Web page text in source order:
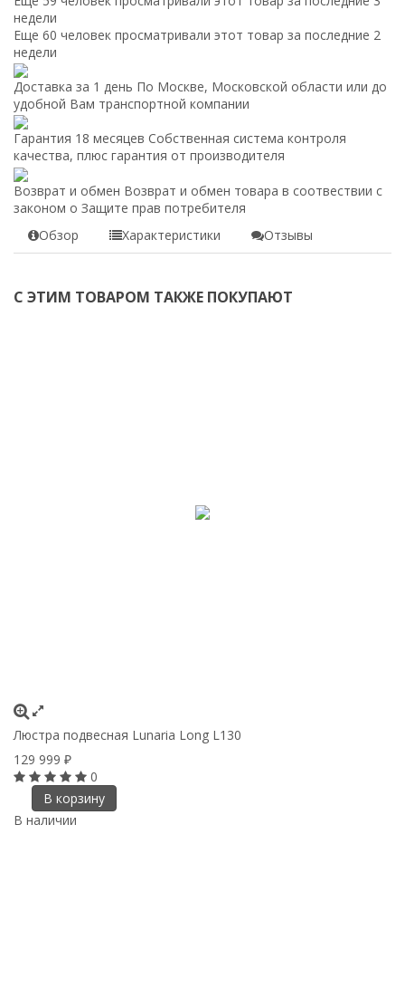
недели
Еще 60 человек просматривали этот товар за последние 2
недели
Доставка за 1 день По Москве, Московской области или до
удобной Вам транспортной компании
Гарантия 18 месяцев Собственная система контроля
качества, плюс гарантия от производителя
Возврат и обмен Возврат и обмен товара в соотвествии с
законом о Защите прав потребителя
Обзор
Характеристики Отзывы
С ЭТИМ ТОВАРОМ ТАКЖЕ ПОКУПАЮТ
Люстра подвесная Lunaria Long L130
129 999 ₽
0
В корзину
В наличии